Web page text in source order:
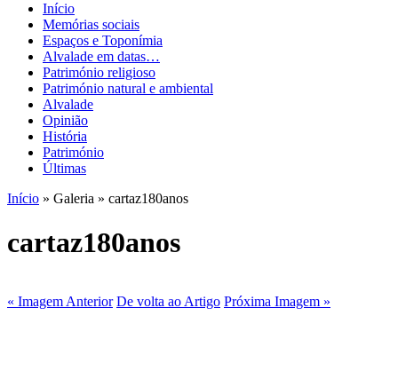
Início
Memórias sociais
Espaços e Toponímia
Alvalade em datas…
Património religioso
Património natural e ambiental
Alvalade
Opinião
História
Património
Últimas
Início » Galeria » cartaz180anos
cartaz180anos
« Imagem Anterior De volta ao Artigo Próxima Imagem »